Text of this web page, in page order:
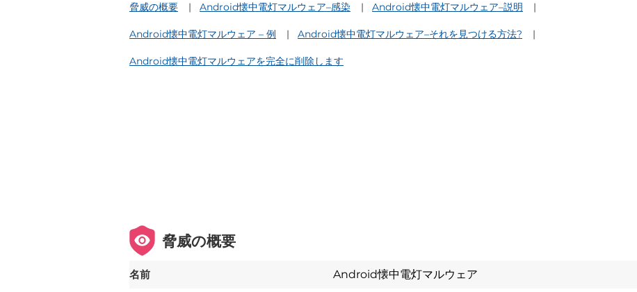
脅威の概要
Android懐中電灯マルウェア–感染 Android懐中電灯マルウェア–説明
Android懐中電灯マルウェア – 例 Android懐中電灯マルウェア–それを見つける方法?
Android懐中電灯マルウェアを完全に削除します
脅威の概要
名前 Android懐中電灯マルウェア